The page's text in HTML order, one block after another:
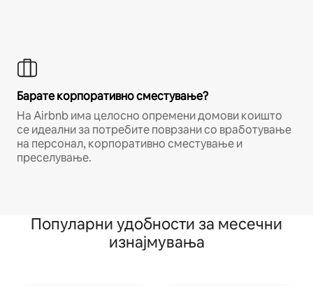
Барате корпоративно сместување?
На Airbnb има целосно опремени домови коишто
се идеални за потребите поврзани со вработување
на персонал, корпоративно сместување и
преселување.
Популарни удобности за месечни
изнајмувања